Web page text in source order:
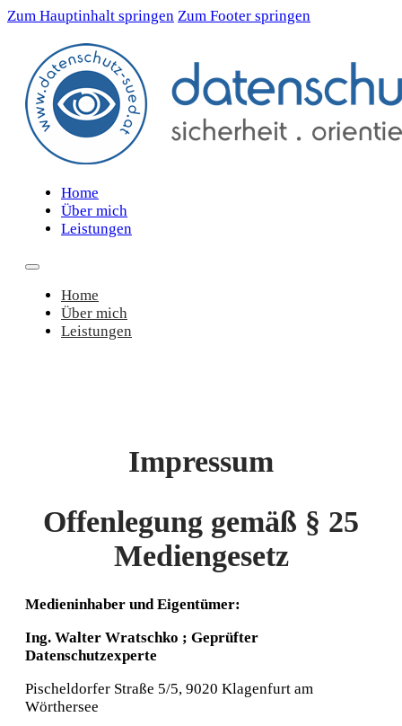
Zum Hauptinhalt springen Zum Footer springen
Home
Über mich
Leistungen
Home
Über mich
Leistungen
Impressum
Offenlegung gemäß § 25
Mediengesetz
Medieninhaber und Eigentümer:
Ing. Walter Wratschko ; Geprüfter
Datenschutzexperte
Pischeldorfer Straße 5/5, 9020 Klagenfurt am
Wörthersee